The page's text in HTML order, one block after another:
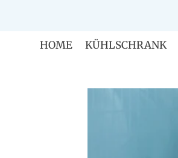
springenHOME KÜHLSCHRANK